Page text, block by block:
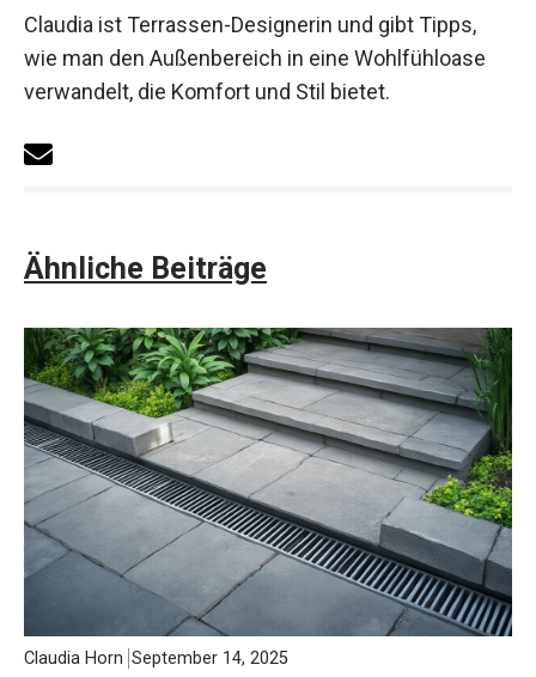
Claudia ist Terrassen-Designerin und gibt Tipps,
wie man den Außenbereich in eine Wohlfühloase
verwandelt, die Komfort und Stil bietet.
Ähnliche Beiträge
Claudia Horn September 14, 2025